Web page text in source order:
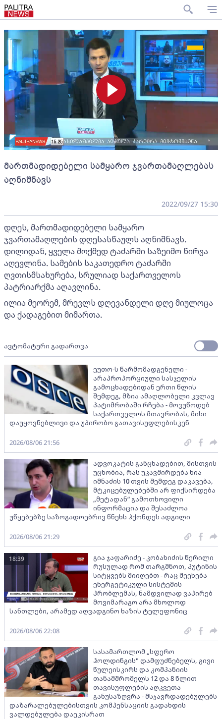
მართმადიდებელი სამყარო ჯვართამაღლებას
აღნიშნავს
2022/09/27 15:30
დღეს, მართმადიდებელი სამყარო
ჯვართამაღლების დღესასწაულს აღნიშნავს.
დილიდან, ყველა მოქმედ ტაძარში საზეიმო წირვა
აღევლინა. სამების საკათედრო ტაძარში
ღვთისმსახურება, სრულიად საქართველოს
პატრიარქმა აღავლინა.
ილია მეორემ, მრევლს დღევანდელი დღე მიულოცა
და ქადაგებით მიმართა.
ავტომატური გადართვა
ეუთო-ს წარმომადგენელი -
არაპროპორციული სასჯელის
გამოცხადებიდან ერთი წლის
შემდეგ, მზია ამაღლობელი კვლავ
პატიმრობაში რჩება - მოვუწოდებ
საქართველოს მთავრობას, მისი
დაუყოვნებლივი და უპირობო გათავისუფლებისკენ
2026/08/06 21:56
ადვოკატის განცხადებით, მისთვის
უცნობია, რას უკავშირდება ნია
იმნაძის 10 თვის შემდეგ დაკავება,
მტკიცებულებებში არ ფიქსირდება
„მეტადან“ გამოთხოვილი
ინფორმაცია და შესაძლოა
უწყებებზე საზოგადოებრივ წნეხს ჰქონდეს ადგილი
2026/08/06 21:29
გია ჯაფარიძე - კობახიძის წერილი
რუსულად რომ თარგმნოთ, პუტინის
სიტყვებს მიიღებთ - რაც შეეხება
ენერგეტიკული სისტემის
პრობლემას, ნამდვილად ვაპირებ
მოვიმარაგო არა მხოლოდ
სანთლები, არამედ აღვადგინო ხაზის ტელეფონიც
18:39
2026/08/06 22:08
სასამართლომ „სფერო
ჰოლდინგის" დამფუძნებელს, გივი
წულეისკირს და კომპანიის
თანამშრომელს 12 და 8 წლით
თავისუფლების აღკვეთა
განუსაზღვრა - მსჯავრდადებულებს
დაზარალებულებისთვის კომპენსაციის გადახდის
ვალდებულება დაეკისრათ